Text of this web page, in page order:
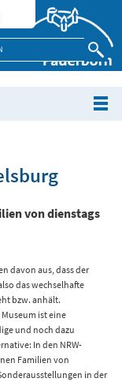
von dienstags
davon aus, dass der
das wechselhafte
bzw. anhält.
ist eine
und noch dazu
In den NRW-
Familien von
in der